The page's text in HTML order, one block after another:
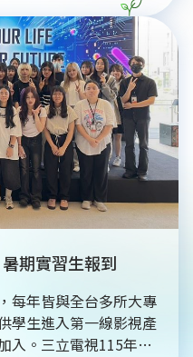
混血型人才」。三立透
制，協助學員告別傳
體素材處理能力，更強
，必須堅守新聞倫理與
習「精準下指令」等核
表會，展現新世代人
內容，為台灣媒體產業
探索AI與內容創作的無
期實習生報到
每年皆與全台多所大專
學生進入第一線影視產
入。三立電視115年度